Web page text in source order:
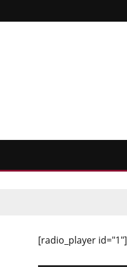
[radio_player id="1"]